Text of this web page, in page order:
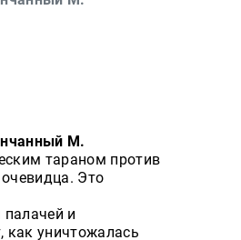
М.
тараном против
Это
и
как уничтожалась